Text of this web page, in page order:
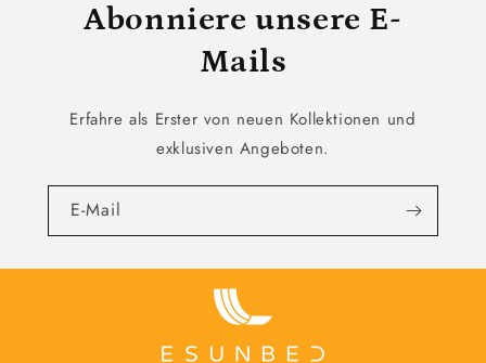
Abonniere unsere E-
Mails
Erfahre als Erster von neuen Kollektionen und
exklusiven Angeboten.
E-Mail